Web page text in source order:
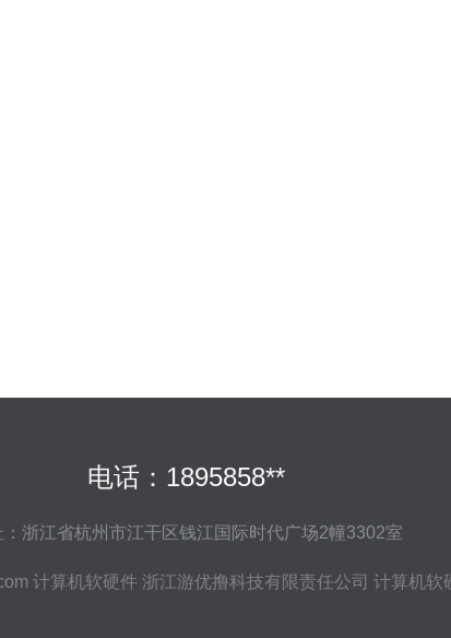
电话：1895858**
：浙江省杭州市江干区钱江国际时代广场2幢3302室
计算机软硬件 浙江游优撸科技有限责任公司 计算机软